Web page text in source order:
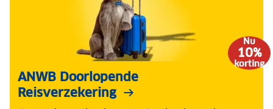
Nu
10%
korting
ANWB Doorlopende
Reisverzekering